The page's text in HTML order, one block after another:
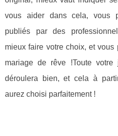
vous aider dans cela, vous
publiés par des
mieux faire votre choix, et vous
mariage de rêve !Toute
déroulera bien, et cela à
aurez choisi parfaitement !